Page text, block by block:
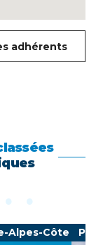
adhérents
Alpes-Côte